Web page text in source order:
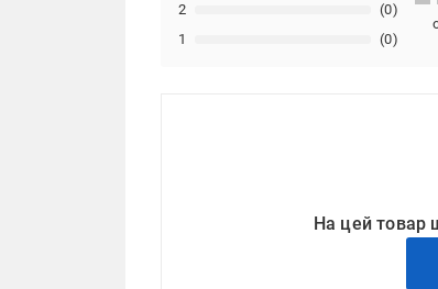
1 (0)
2 (0)
На цей товар